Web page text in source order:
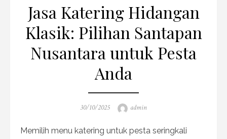
Jasa Katering Hidangan
Klasik: Pilihan Santapan
Nusantara untuk Pesta
Anda
Posted
30/10/2025 Author
admin
Memilih menu katering untuk pesta seringkali